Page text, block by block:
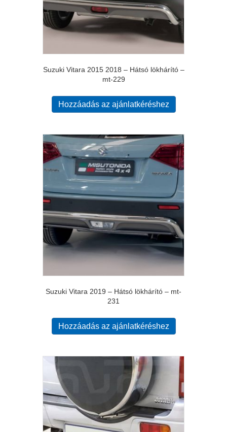
Suzuki Vitara 2015 2018 – Hátsó lökhárító –
mt-229
Hozzáadás az ajánlatkéréshez
Suzuki Vitara 2019 – Hátsó lökhárító – mt-
231
Hozzáadás az ajánlatkéréshez